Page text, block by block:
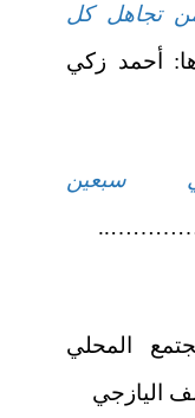
تجاهل كل
أحمد زكي
سبعين
المحلي
اليازجي